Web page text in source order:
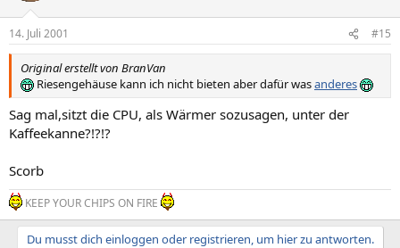
14. Juli 2001 #15
Original erstellt von BranVan
Riesengehäuse kann ich nicht bieten aber dafür wasanderes
Sag mal,sitzt die CPU, als Wärmer sozusagen, unter der
Kaffeekanne?!?!?
Scorb
KEEP YOUR CHIPS ON FIRE
Du musst dich einloggen oder registrieren, um hier zu antworten.